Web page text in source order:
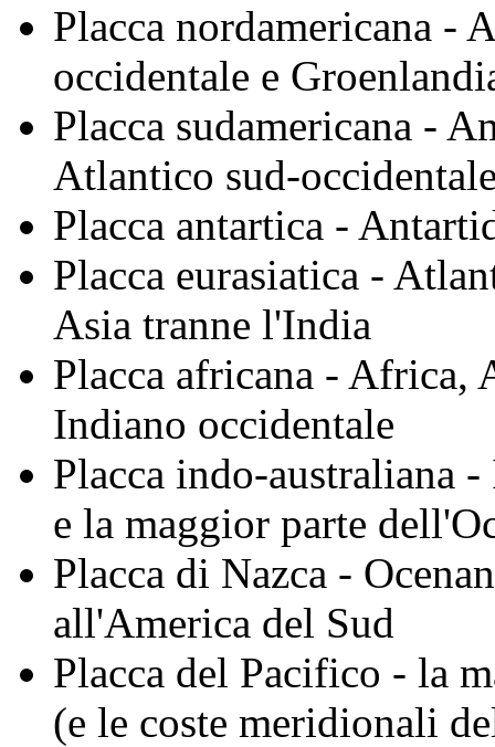
Placca nordamericana -
occidentale e
Placca sudamericana -
Atlantico sud-
Placca antartica -
Placca eurasiatica -
Asia tranne l'India
Placca africana - Africa,
Indiano occidentale
Placca indo-australiana
e la maggior parte
Placca di Nazca -
all'America del Sud
Placca del Pacifico - la
(e le coste meridionali